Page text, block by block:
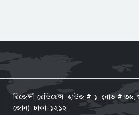
রিজেন্সী রেডিয়েন্স, হাউজ # ১, রোড # ৩৬,
জোন), ঢাকা-১২১২।